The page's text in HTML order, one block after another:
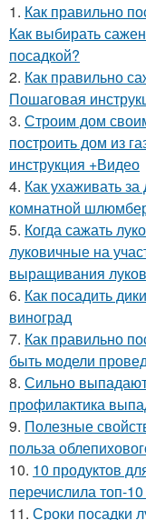
1. Как правильно
Как выбирать
посадкой?
2. Как правильно
Пошаговая
3. Строим дом
построить дом из
инструкция +Видео
4. Как ухаживать
комнатной
5. Когда сажать
луковичные на
выращивания
6. Как посадить
виноград
7. Как правильно
быть модели
8. Сильно
профилактика
9. Полезные
польза
10. 10 продуктов
перечислила топ-
11. Сроки посадки